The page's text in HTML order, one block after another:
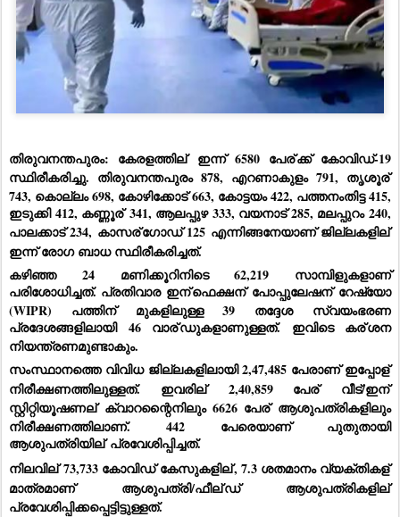
തിരുവനന്തപുരം: കേരളത്തില് ഇന്ന് 6580 പേര്ക്ക് കോവിഡ്-19
സ്ഥിരീകരിച്ചു. തിരുവനന്തപുരം 878, എറണാകുളം 791, തൃശൂര്
743, കൊല്ലം 698, കോഴിക്കോട് 663, കോട്ടയം 422, പത്തനംതിട്ട 415,
ഇടുക്കി 412, കണ്ണൂര് 341, ആലപ്പുഴ 333, വയനാട് 285, മലപ്പുറം 240,
പാലക്കാട് 234, കാസര്ഗോഡ് 125 എന്നിങ്ങനേയാണ് ജില്ലകളില്
ഇന്ന് രോഗ ബാധ സ്ഥിരീകരിച്ചത്.
കഴിഞ്ഞ 24 മണിക്കൂറിനിടെ 62,219 സാമ്പിളുകളാണ്
പരിശോധിച്ചത്. പ്രതിവാര ഇന്ഫെക്ഷന് പോപ്പുലേഷന് റേഷ്യോ
(WIPR) പത്തിന് മുകളിലുള്ള 39 തദ്ദേശ സ്വയംഭരണ
പ്രദേശങ്ങളിലായി 46 വാര്ഡുകളാണുള്ളത്. ഇവിടെ കര്ശന
നിയന്ത്രണമുണ്ടാകും.
സംസ്ഥാനത്തെ വിവിധ ജില്ലകളിലായി 2,47,485 പേരാണ് ഇപ്പോള്
നിരീക്ഷണത്തിലുള്ളത്. ഇവരില് 2,40,859 പേര് വീട്/ഇന്
സ്റ്റിറ്റിയൂഷണല് ക്വാറന്റൈനിലും 6626 പേര് ആശുപത്രികളിലും
നിരീക്ഷണത്തിലാണ്. 442 പേരെയാണ് പുതുതായി
ആശുപത്രിയില് പ്രവേശിപ്പിച്ചത്.
നിലവില് 73,733 കോവിഡ് കേസുകളില്, 7.3 ശതമാനം വ്യക്തികള്
മാത്രമാണ് ആശുപത്രി/ഫീല്ഡ് ആശുപത്രികളില്
പ്രവേശിപ്പിക്കപ്പെട്ടിട്ടുള്ളത്.